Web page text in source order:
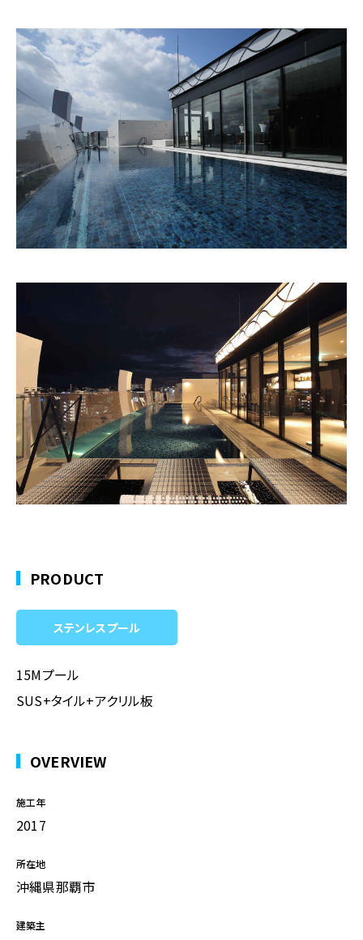
PRODUCT
ステンレスプール
15Mプール
SUS+タイル+アクリル板
OVERVIEW
施工年
2017
所在地
沖縄県那覇市
建築主